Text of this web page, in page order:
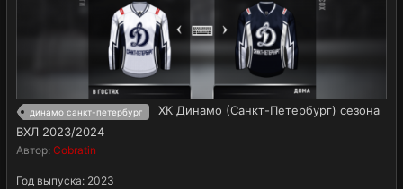
динамо санкт-петербург
ХК Динамо (Санкт-Петербург) сезона
ВХЛ 2023/2024
Автор: Cobratin
Год выпуска: 2023